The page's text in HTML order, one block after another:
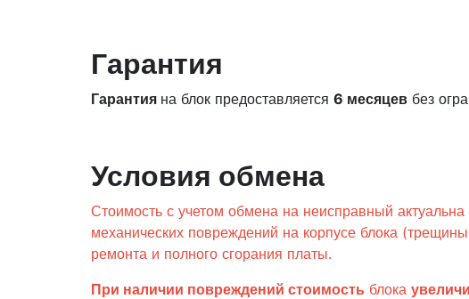
Гарантия
Гарантия на блок предоставляется 6 месяцев без
Условия обмена
Стоимость с учетом обмена на неисправный актуальна
механических повреждений на корпусе блока
ремонта и полного сгорания платы.
При наличии повреждений стоимость блока